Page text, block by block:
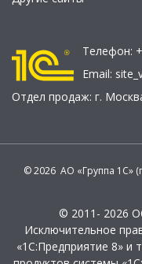
Телефон:
Email:
Отдел продаж: г.
© 2026 АО «Группа 1С»
© 2011- 2026
Исключительное
«1С:Предприятие 8» и